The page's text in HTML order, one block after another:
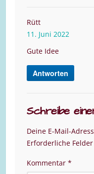
Rütt
11. Juni 2022
Gute Idee
Antworten
Schreibe
Deine E-Mail-
Erforderliche
Kommentar *